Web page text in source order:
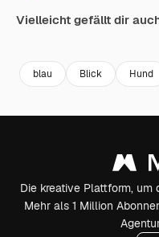
Vielleicht gefällt dir
blau Blick Hund
Die kreative Plattform,
Mehr als 1 Million